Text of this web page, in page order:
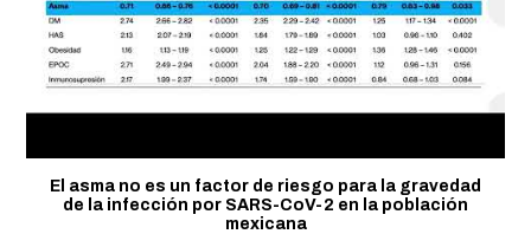
El asma no es un factor de riesgo para la gravedad
de la infección por SARS-CoV-2 en la población
mexicana